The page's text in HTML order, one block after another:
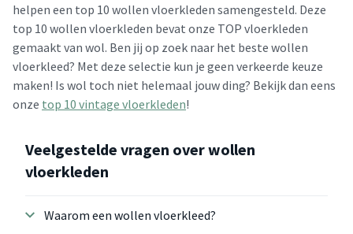
helpen een top 10 wollen vloerkleden samengesteld. Deze
top 10 wollen vloerkleden bevat onze TOP vloerkleden
gemaakt van wol. Ben jij op zoek naar het beste wollen
vloerkleed? Met deze selectie kun je geen verkeerde keuze
maken! Is wol toch niet helemaal jouw ding? Bekijk dan eens
onze top 10 vintage vloerkleden!
Veelgestelde vragen over wollen
vloerkleden
Waarom een wollen vloerkleed?